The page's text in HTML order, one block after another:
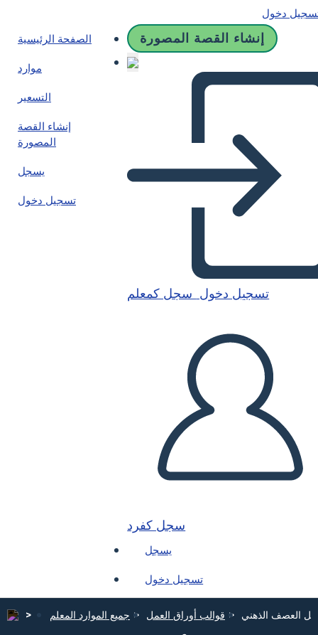
دخول
الصفحة الرئيسية
موارد
التسعير
إنشاء القصة
المصورة
يسجل
تسجيل دخول
إنشاء القصة المصورة
تسجيل دخول سجل كمعلم
سجل كفرد
يسجل
تسجيل دخول
جميع الموارد المعلم قوالب أوراق العمل العصف الذهني